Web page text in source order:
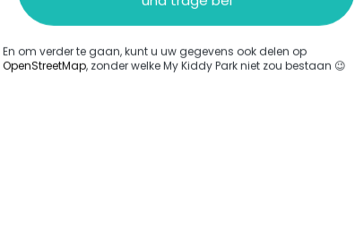
Option eingegeben.
En om verder te gaan, kunt u uw gegevens ook delen op
OpenStreetMap, zonder welke My Kiddy Park niet zou bestaan 😉